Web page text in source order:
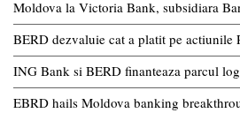
Moldova la Victoria Bank, subsidiara
BERD dezvaluie cat a platit pe actiunile
ING Bank si BERD finanteaza parcul
EBRD hails Moldova banking